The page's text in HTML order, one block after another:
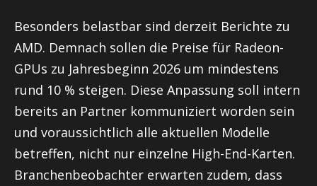
Besonders belastbar sind derzeit Berichte zu
AMD. Demnach sollen die Preise für Radeon-
GPUs zu Jahresbeginn 2026 um mindestens
rund 10 % steigen. Diese Anpassung soll intern
bereits an Partner kommuniziert worden sein
und voraussichtlich alle aktuellen Modelle
betreffen, nicht nur einzelne High-End-Karten.
Branchenbeobachter erwarten zudem, dass